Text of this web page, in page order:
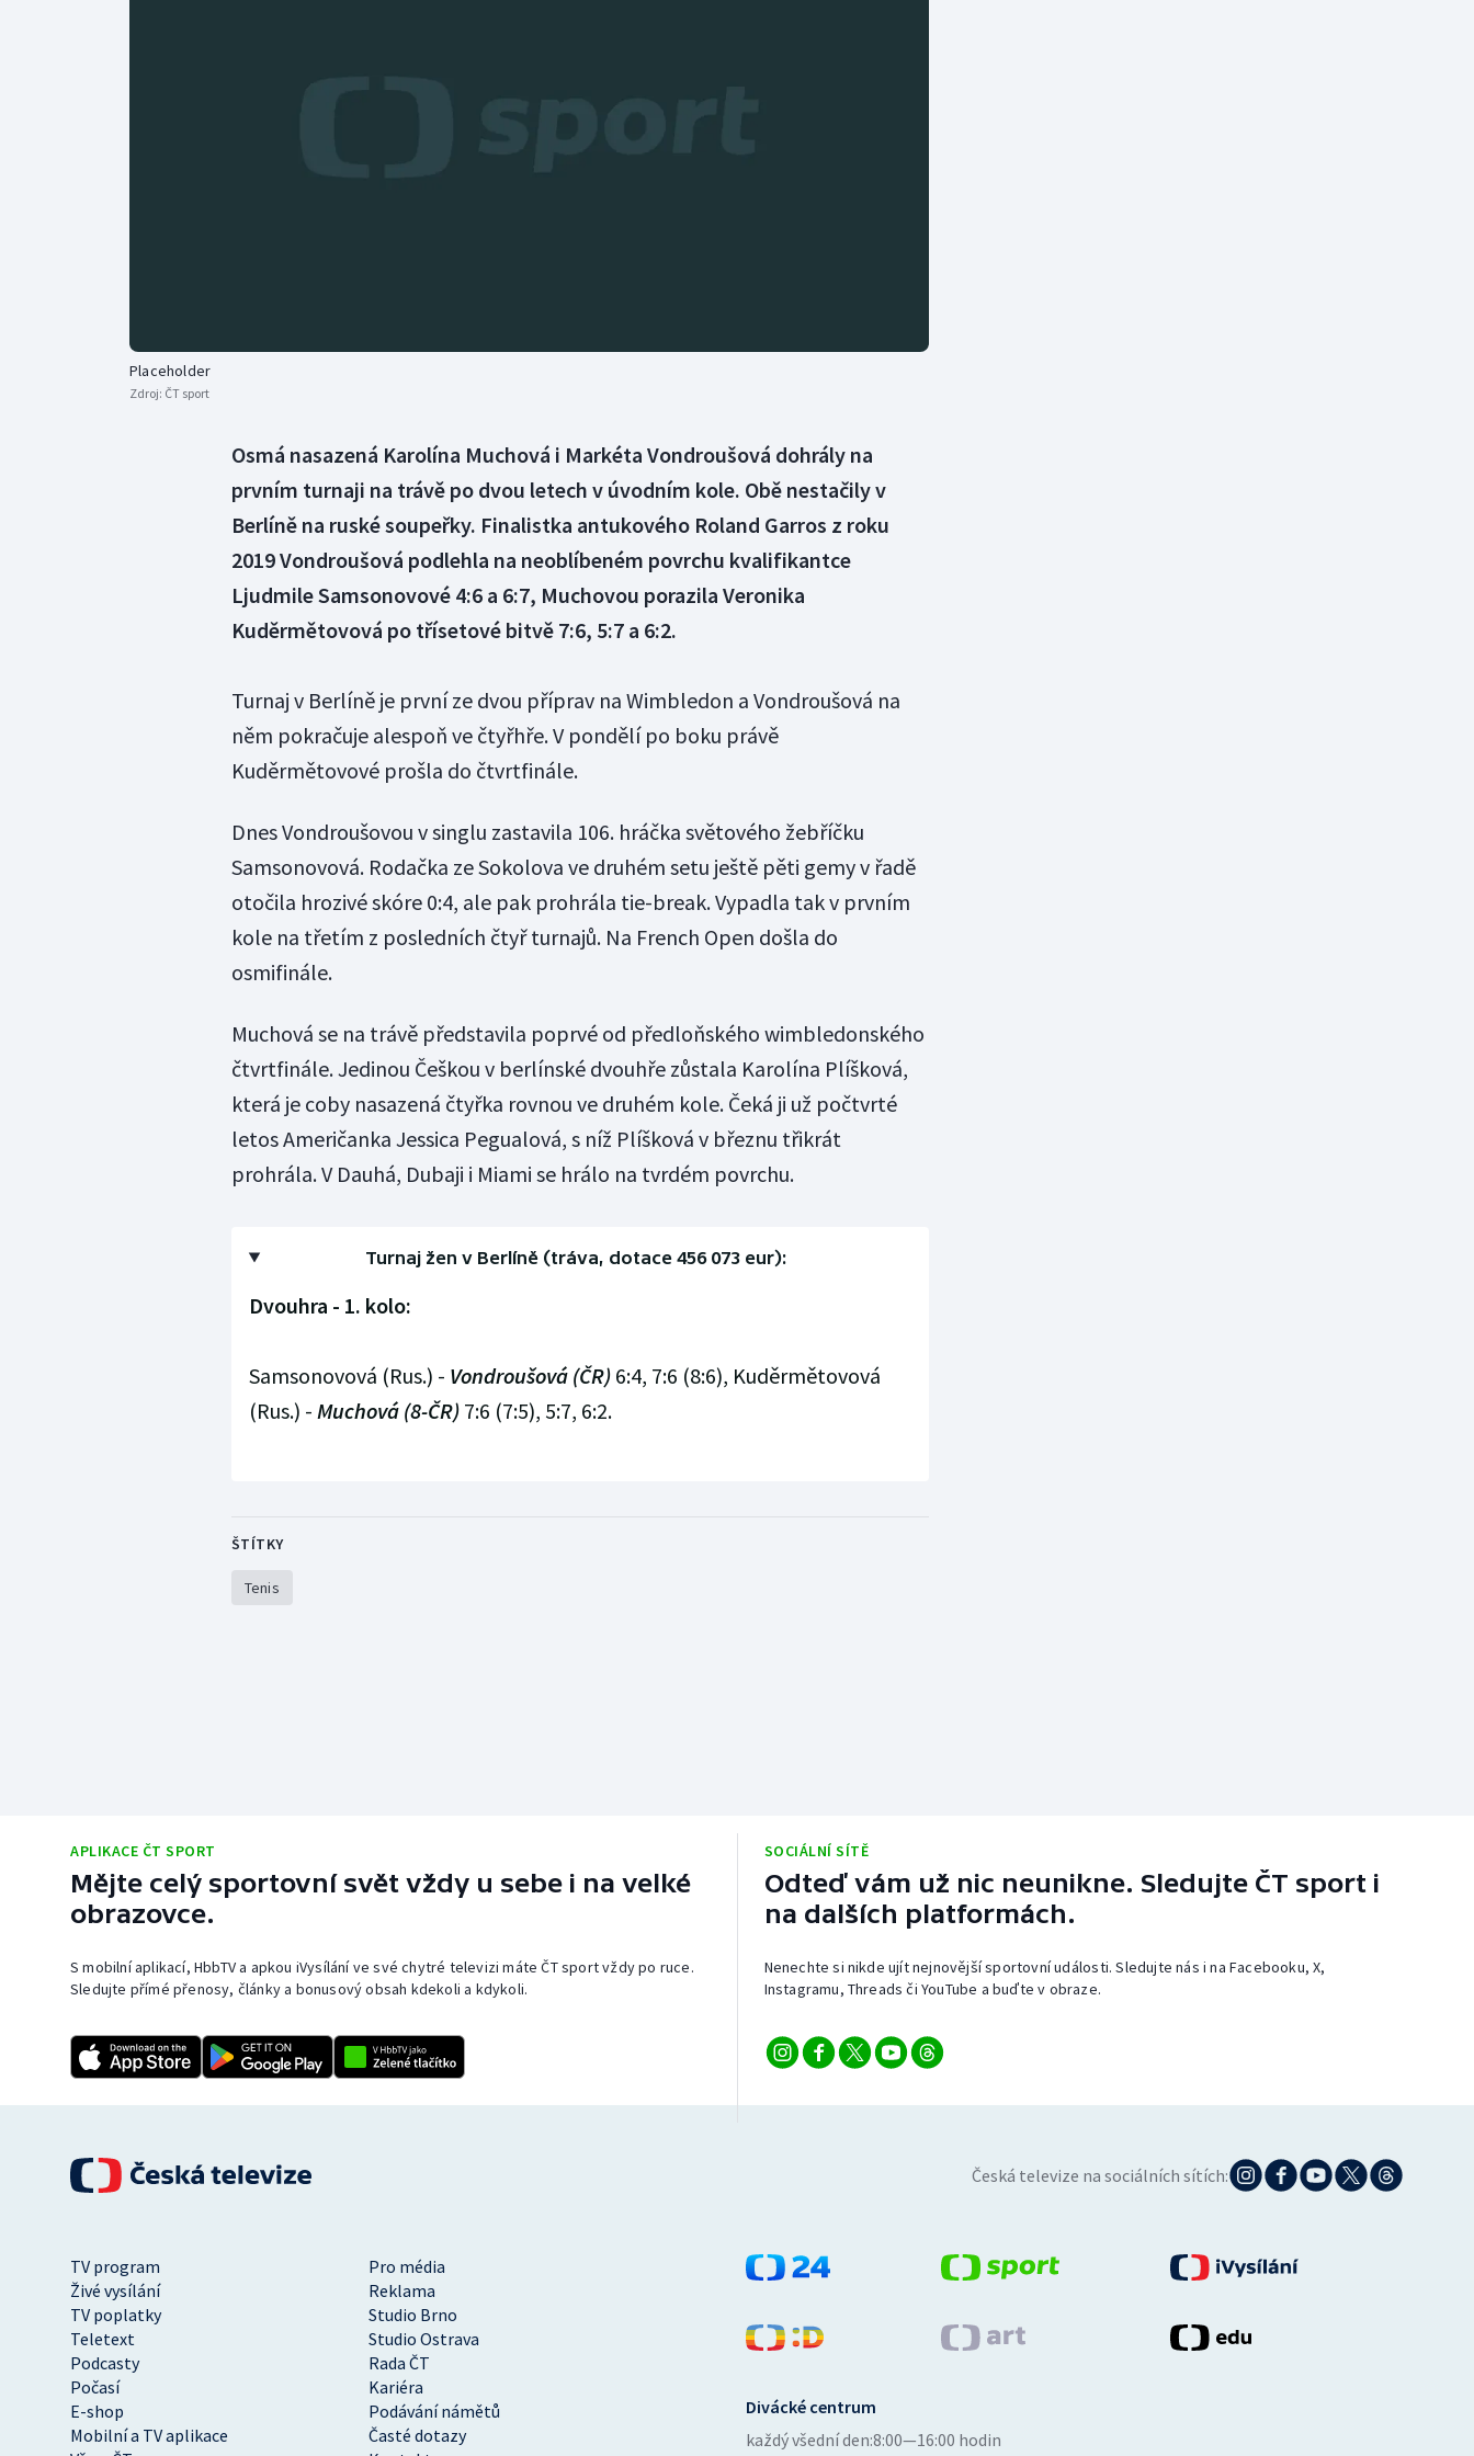
Placeholder
Zdroj: ČT sport
Osmá nasazená Karolína Muchová i Markéta Vondroušová dohrály na
prvním turnaji na trávě po dvou letech v úvodním kole. Obě nestačily v
Berlíně na ruské soupeřky. Finalistka antukového Roland Garros z roku
2019 Vondroušová podlehla na neoblíbeném povrchu kvalifikantce
Ljudmile Samsonovové 4:6 a 6:7, Muchovou porazila Veronika
Kuděrmětovová po třísetové bitvě 7:6, 5:7 a 6:2.
Turnaj v Berlíně je první ze dvou příprav na Wimbledon a Vondroušová na
něm pokračuje alespoň ve čtyřhře. V pondělí po boku právě
Kuděrmětovové prošla do čtvrtfinále.
Dnes Vondroušovou v singlu zastavila 106. hráčka světového žebříčku
Samsonovová. Rodačka ze Sokolova ve druhém setu ještě pěti gemy v řadě
otočila hrozivé skóre 0:4, ale pak prohrála tie-break. Vypadla tak v prvním
kole na třetím z posledních čtyř turnajů. Na French Open došla do
osmifinále.
Muchová se na trávě představila poprvé od předloňského wimbledonského
čtvrtfinále. Jedinou Češkou v berlínské dvouhře zůstala Karolína Plíšková,
která je coby nasazená čtyřka rovnou ve druhém kole. Čeká ji už počtvrté
letos Američanka Jessica Pegualová, s níž Plíšková v březnu třikrát
prohrála. V Dauhá, Dubaji i Miami se hrálo na tvrdém povrchu.
Turnaj žen v Berlíně (tráva, dotace 456 073 eur):
Dvouhra - 1. kolo:
Samsonovová (Rus.) - Vondroušová (ČR)6:4, 7:6 (8:6), Kuděrmětovová
(Rus.) - Muchová (8-ČR)7:6 (7:5), 5:7, 6:2.
ŠTÍTKY
Tenis
APLIKACE ČT SPORT
Mějte celý sportovní svět vždy u sebe i na velké
obrazovce.
S mobilní aplikací, HbbTV a apkou iVysílání ve své chytré televizi máte ČT sport vždy po ruce.
Sledujte přímé přenosy, články a bonusový obsah kdekoli a kdykoli.
SOCIÁLNÍ SÍTĚ
Odteď vám už nic neunikne. Sledujte ČT sport i
na dalších platformách.
Nenechte si nikde ujít nejnovější sportovní události. Sledujte nás i na Facebooku, X,
Instagramu, Threads či YouTube a buďte v obraze.
Česká televize na sociálních sítích:
TV program
Pro média
Živé vysílání
Reklama
TV poplatky
Studio Brno
Teletext
Studio Ostrava
Podcasty
Rada ČT
Počasí
Kariéra
E-shop
Podávání námětů
Mobilní a TV aplikace
Časté dotazy
Divácké centrum
každý všední den:8:00—16:00 hodin